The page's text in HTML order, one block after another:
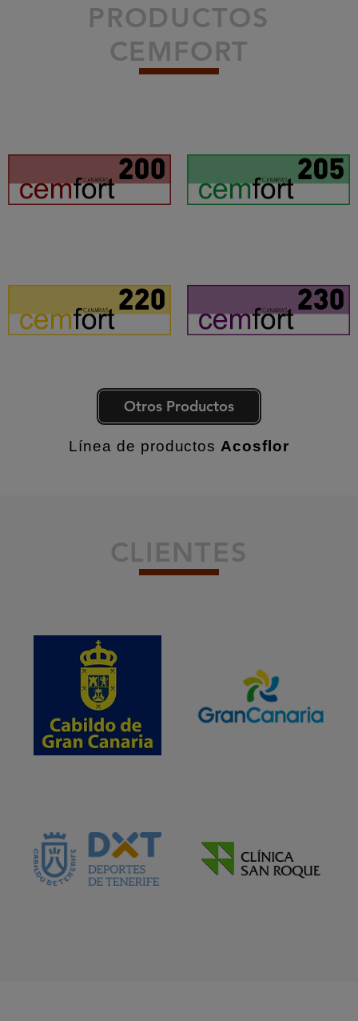
PRODUCTOS
CEMFORT
Otros Productos
Línea de productos Acosflor
CLIENTES